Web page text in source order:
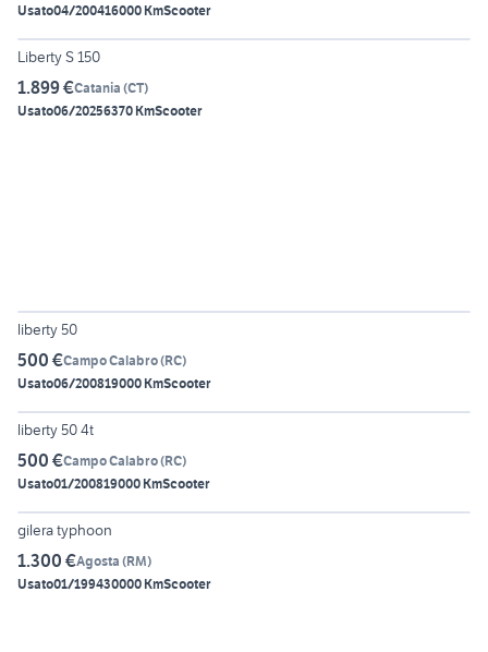
Usato04/200416000 KmScooter
6
Liberty S 150
1.899 €Catania (CT)
Usato06/20256370 KmScooter
liberty 50
500 €Campo Calabro(RC)
Usato06/200819000 KmScooter
5
liberty 50 4t
500 €Campo Calabro(RC)
Usato01/200819000 KmScooter
3
gilera typhoon
1.300 €Agosta (RM)
Usato01/199430000 KmScooter